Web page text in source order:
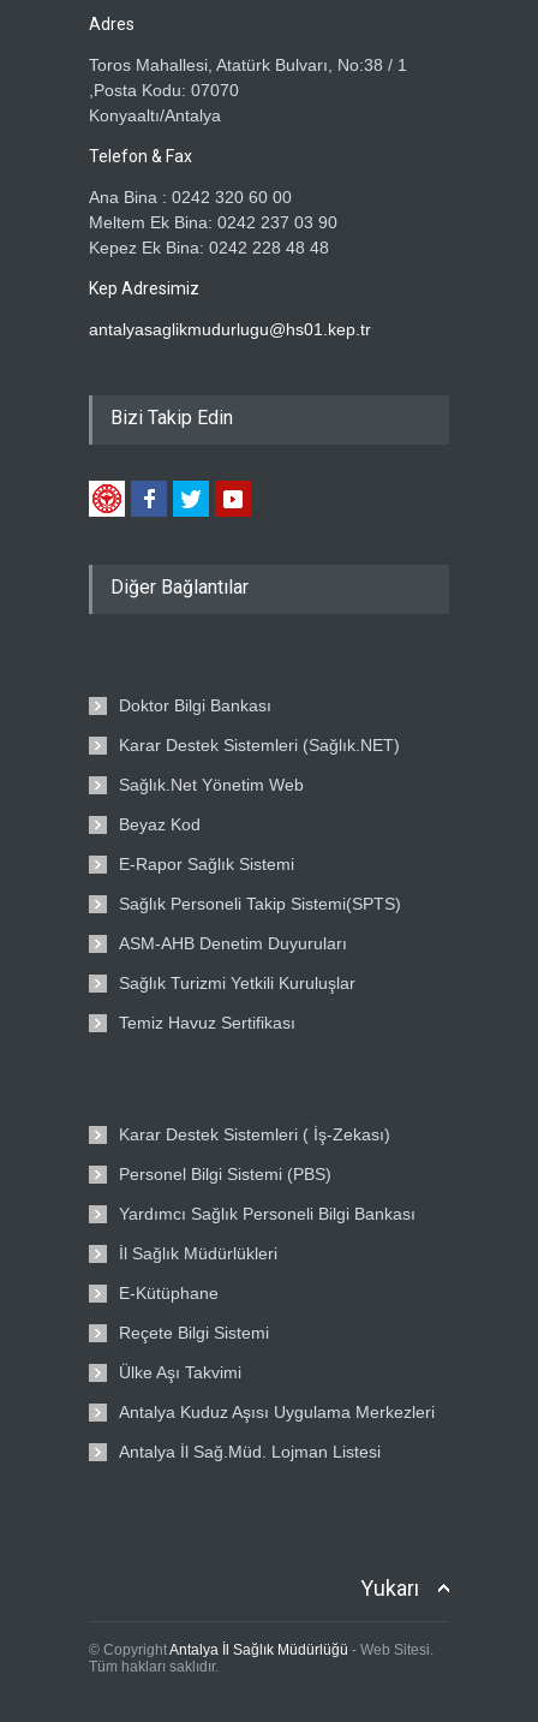
Adres
Toros Mahallesi, Atatürk Bulvarı, No:38 / 1
,Posta Kodu: 07070
Konyaaltı/Antalya
Telefon & Fax
Ana Bina : 0242 320 60 00
Meltem Ek Bina: 0242 237 03 90
Kepez Ek Bina: 0242 228 48 48
Kep Adresimiz
antalyasaglikmudurlugu@hs01.kep.tr
Bizi Takip Edin
Diğer Bağlantılar
Doktor Bilgi Bankası
Karar Destek Sistemleri (Sağlık.NET)
Sağlık.Net Yönetim Web
Beyaz Kod
E-Rapor Sağlık Sistemi
Sağlık Personeli Takip Sistemi(SPTS)
ASM-AHB Denetim Duyuruları
Sağlık Turizmi Yetkili Kuruluşlar
Temiz Havuz Sertifikası
Karar Destek Sistemleri ( İş-Zekası)
Personel Bilgi Sistemi (PBS)
Yardımcı Sağlık Personeli Bilgi Bankası
İl Sağlık Müdürlükleri
E-Kütüphane
Reçete Bilgi Sistemi
Ülke Aşı Takvimi
Antalya Kuduz Aşısı Uygulama Merkezleri
Antalya İl Sağ.Müd. Lojman Listesi
Yukarı
© CopyrightAntalya İl Sağlık Müdürlüğü - Web Sitesi.
Tüm hakları saklıdır.